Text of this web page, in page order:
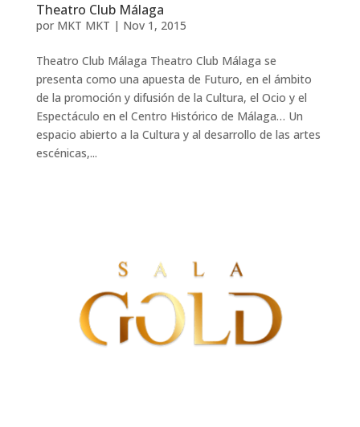
Theatro Club Málaga
por MKT MKT | Nov 1, 2015
Theatro Club Málaga Theatro Club Málaga se
presenta como una apuesta de Futuro, en el ámbito
de la promoción y difusión de la Cultura, el Ocio y el
Espectáculo en el Centro Histórico de Málaga… Un
espacio abierto a la Cultura y al desarrollo de las artes
escénicas,...